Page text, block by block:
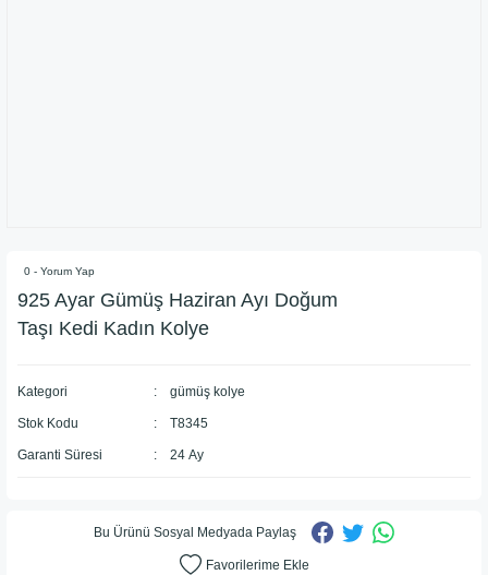
0 - Yorum Yap
925 Ayar Gümüş Haziran Ayı Doğum
Taşı Kedi Kadın Kolye
Kategori gümüş kolye
Stok Kodu T8345
Garanti Süresi 24 Ay
Bu Ürünü Sosyal Medyada Paylaş